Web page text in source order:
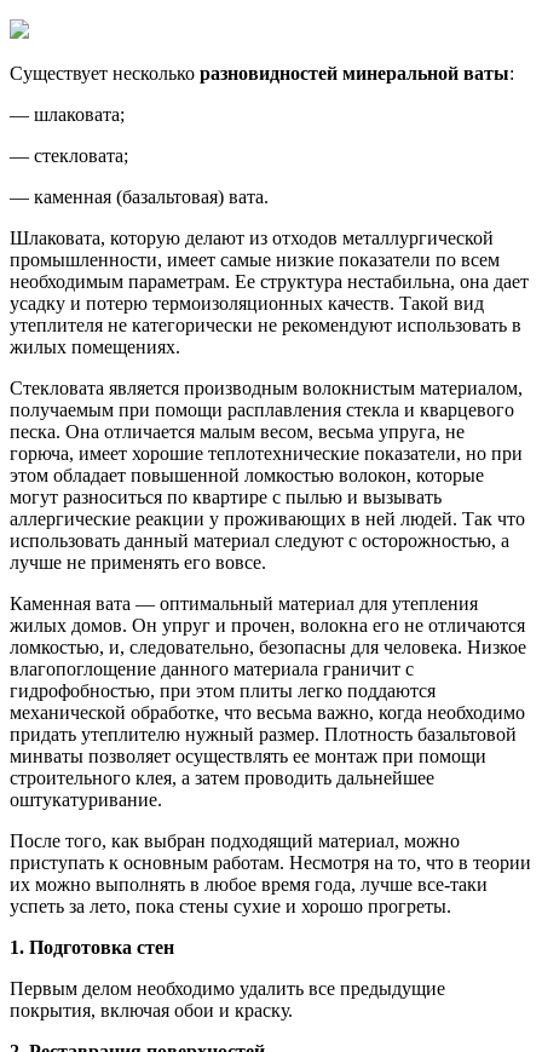
Существует несколько разновидностей минеральной ваты:
— шлаковата;
— стекловата;
— каменная (базальтовая) вата.
Шлаковата, которую делают из отходов металлургической
промышленности, имеет самые низкие показатели по всем
необходимым параметрам. Ее структура нестабильна, она дает
усадку и потерю термоизоляционных качеств. Такой вид
утеплителя не категорически не рекомендуют использовать в
жилых помещениях.
Стекловата является производным волокнистым материалом,
получаемым при помощи расплавления стекла и кварцевого
песка. Она отличается малым весом, весьма упруга, не
горюча, имеет хорошие теплотехнические показатели, но при
этом обладает повышенной ломкостью волокон, которые
могут разноситься по квартире с пылью и вызывать
аллергические реакции у проживающих в ней людей. Так что
использовать данный материал следуют с осторожностью, а
лучше не применять его вовсе.
Каменная вата — оптимальный материал для утепления
жилых домов. Он упруг и прочен, волокна его не отличаются
ломкостью, и, следовательно, безопасны для человека. Низкое
влагопоглощение данного материала граничит с
гидрофобностью, при этом плиты легко поддаются
механической обработке, что весьма важно, когда необходимо
придать утеплителю нужный размер. Плотность базальтовой
минваты позволяет осуществлять ее монтаж при помощи
строительного клея, а затем проводить дальнейшее
оштукатуривание.
После того, как выбран подходящий материал, можно
приступать к основным работам. Несмотря на то, что в теории
их можно выполнять в любое время года, лучше все-таки
успеть за лето, пока стены сухие и хорошо прогреты.
1. Подготовка стен
Первым делом необходимо удалить все предыдущие
покрытия, включая обои и краску.